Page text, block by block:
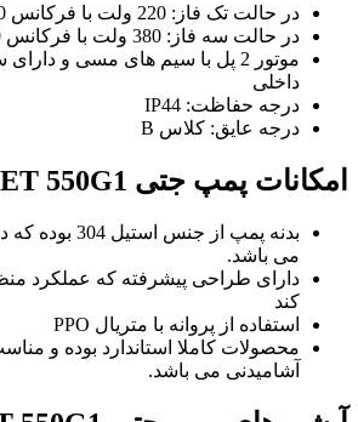
در حالت تک فاز: 220 ولت با فرکانس 50 هرتز
در حالت سه فاز: 380 ولت با فرکانس 50 هرتز
موتور 2 پل با سیم های مسی و
داخلی
درجه حفاظت: IP44
درجه عایق: کلاس B
امکانات پمپ جتی JET 550G1 شیمجه
بدنه پمپ از
می باشد.
دارای طراحی پیشرفته که عملکرد
کند
استفاده از پروانه با متریال PPO
محصولات کاملا استاندارد بوده و
آشامیدنی می باشد.